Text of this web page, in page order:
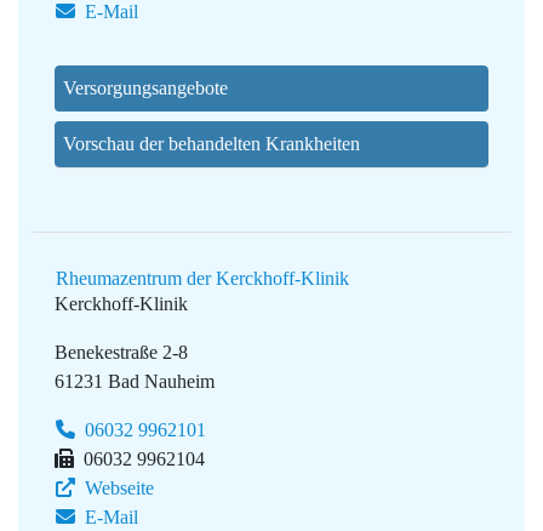
E-Mail
Versorgungsangebote
Vorschau der behandelten Krankheiten
Rheumazentrum der Kerckhoff-Klinik
Kerckhoff-Klinik
Benekestraße 2-8
61231 Bad Nauheim
06032 9962101
06032 9962104
Webseite
E-Mail